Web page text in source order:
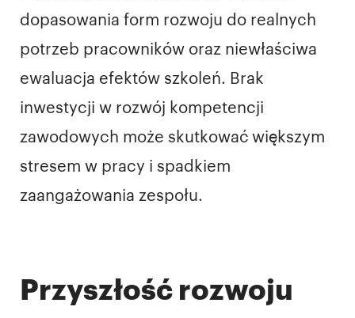
dopasowania form rozwoju do realnych
potrzeb pracowników oraz niewłaściwa
ewaluacja efektów szkoleń. Brak
inwestycji w rozwój kompetencji
zawodowych może skutkować większym
stresem w pracy i spadkiem
zaangażowania zespołu.
Przyszłość rozwoju